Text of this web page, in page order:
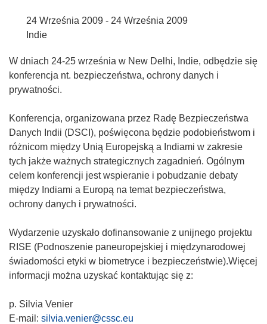
24 Września 2009 - 24 Września 2009
Indie
W dniach 24-25 września w New Delhi, Indie, odbędzie się
konferencja nt. bezpieczeństwa, ochrony danych i
prywatności.
Konferencja, organizowana przez Radę Bezpieczeństwa
Danych Indii (DSCI), poświęcona będzie podobieństwom i
różnicom między Unią Europejską a Indiami w zakresie
tych jakże ważnych strategicznych zagadnień. Ogólnym
celem konferencji jest wspieranie i pobudzanie debaty
między Indiami a Europą na temat bezpieczeństwa,
ochrony danych i prywatności.
Wydarzenie uzyskało dofinansowanie z unijnego projektu
RISE (Podnoszenie paneuropejskiej i międzynarodowej
świadomości etyki w biometryce i bezpieczeństwie).Więcej
informacji można uzyskać kontaktując się z:
p. Silvia Venier
E-mail: silvia.venier@cssc.eu